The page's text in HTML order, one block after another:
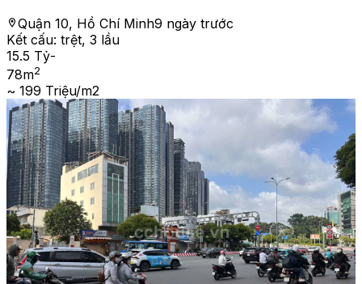
Quận 10, Hồ Chí Minh9 ngày trước
Kết cấu: trệt, 3 lầu
15.5 Tỷ-
78m2
~ 199 Triệu/m2